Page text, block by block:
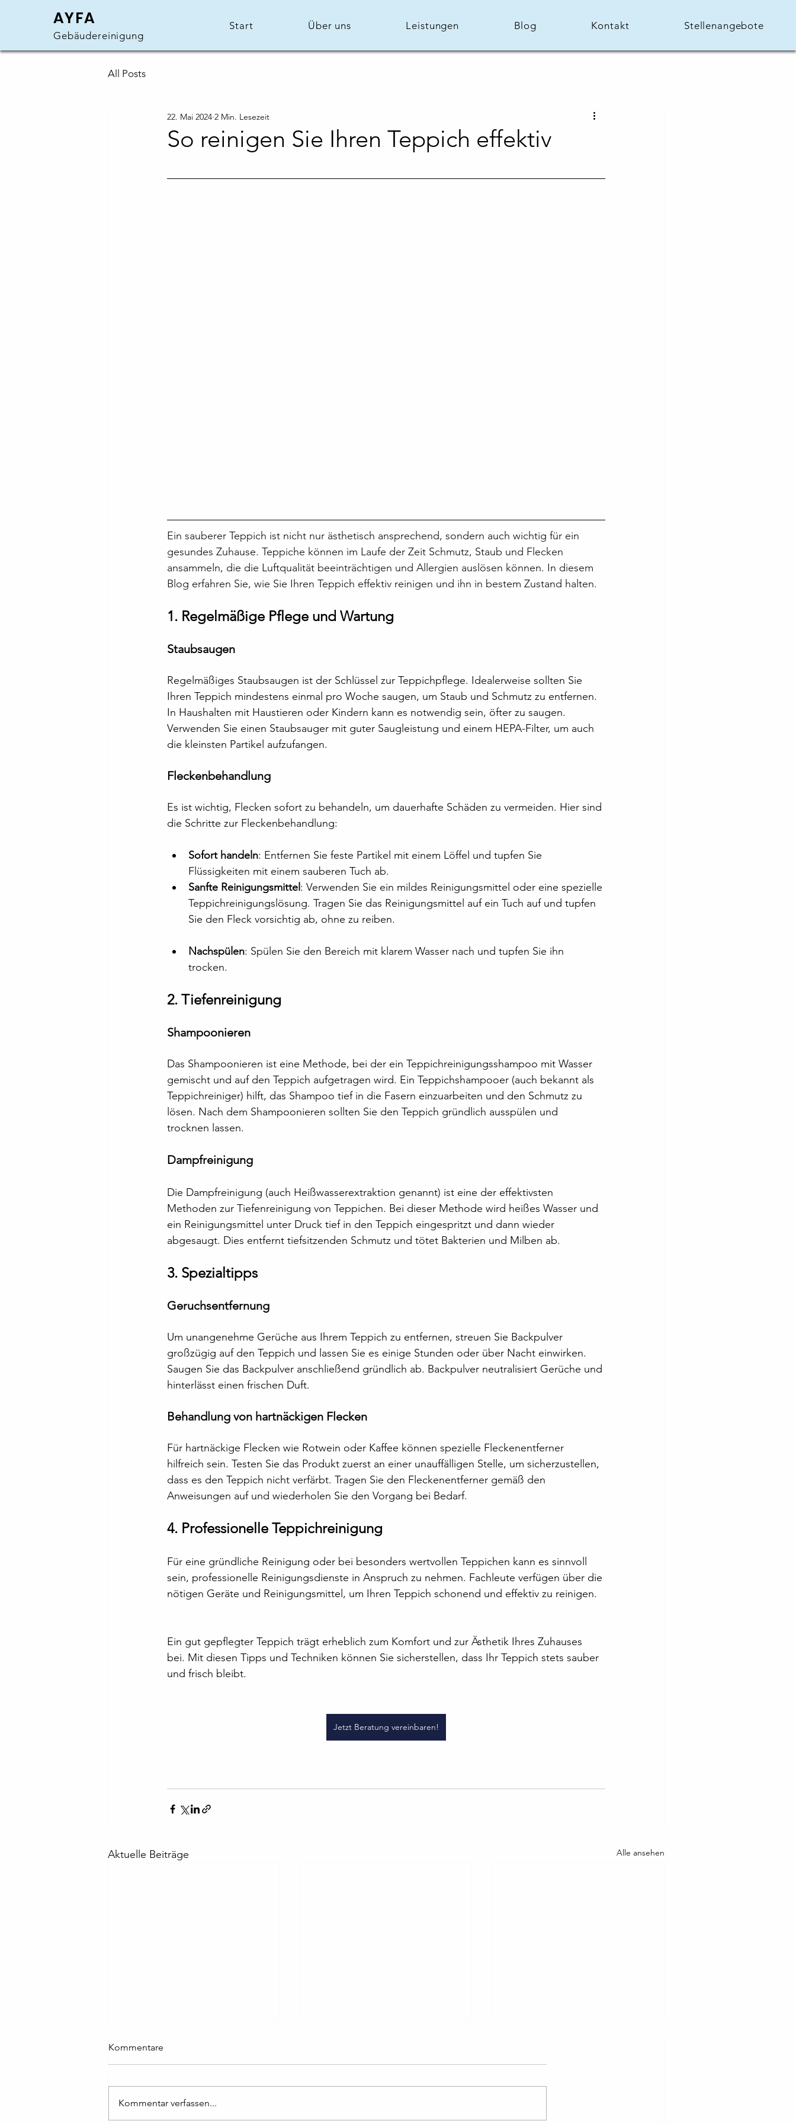
AYFA
Gebäudereinigung
Start Über uns Leistungen Blog Kontakt Stellenangebote
All Posts
So reinigen Sie Ihren Teppich effektiv
22. Mai 2024 2 Min. Lesezeit
Ein sauberer Teppich ist nicht nur ästhetisch ansprechend, sondern auch wichtig für ein
gesundes Zuhause. Teppiche können im Laufe der Zeit Schmutz, Staub und Flecken
ansammeln, die die Luftqualität beeinträchtigen und Allergien auslösen können. In diesem
Blog erfahren Sie, wie Sie Ihren Teppich effektiv reinigen und ihn in bestem Zustand halten.
1. Regelmäßige Pflege und Wartung
Staubsaugen
Regelmäßiges Staubsaugen ist der Schlüssel zur Teppichpflege. Idealerweise sollten Sie
Ihren Teppich mindestens einmal pro Woche saugen, um Staub und Schmutz zu entfernen.
In Haushalten mit Haustieren oder Kindern kann es notwendig sein, öfter zu saugen.
Verwenden Sie einen Staubsauger mit guter Saugleistung und einem HEPA-Filter, um auch
die kleinsten Partikel aufzufangen.
Fleckenbehandlung
Es ist wichtig, Flecken sofort zu behandeln, um dauerhafte Schäden zu vermeiden. Hier sind
die Schritte zur Fleckenbehandlung:
Sofort handeln: Entfernen Sie feste Partikel mit einem Löffel und tupfen Sie
Flüssigkeiten mit einem sauberen Tuch ab.
Sanfte Reinigungsmittel : Verwenden Sie ein mildes Reinigungsmittel oder eine spezielle
Teppichreinigungslösung. Tragen Sie das Reinigungsmittel auf ein Tuch auf und tupfen
Sie den Fleck vorsichtig ab, ohne zu reiben.
Nachspülen: Spülen Sie den Bereich mit klarem Wasser nach und tupfen Sie ihn
trocken.
2. Tiefenreinigung
Shampoonieren
Das Shampoonieren ist eine Methode, bei der ein Teppichreinigungsshampoo mit Wasser
gemischt und auf den Teppich aufgetragen wird. Ein Teppichshampooer (auch bekannt als
Teppichreiniger) hilft, das Shampoo tief in die Fasern einzuarbeiten und den Schmutz zu
lösen. Nach dem Shampoonieren sollten Sie den Teppich gründlich ausspülen und
trocknen lassen.
Dampfreinigung
Die Dampfreinigung (auch Heißwasserextraktion genannt) ist eine der effektivsten
Methoden zur Tiefenreinigung von Teppichen. Bei dieser Methode wird heißes Wasser und
ein Reinigungsmittel unter Druck tief in den Teppich eingespritzt und dann wieder
abgesaugt. Dies entfernt tiefsitzenden Schmutz und tötet Bakterien und Milben ab.
3. Spezialtipps
Geruchsentfernung
Um unangenehme Gerüche aus Ihrem Teppich zu entfernen, streuen Sie Backpulver
großzügig auf den Teppich und lassen Sie es einige Stunden oder über Nacht einwirken.
Saugen Sie das Backpulver anschließend gründlich ab. Backpulver neutralisiert Gerüche und
hinterlässt einen frischen Duft.
Behandlung von hartnäckigen Flecken
Für hartnäckige Flecken wie Rotwein oder Kaffee können spezielle Fleckenentferner
hilfreich sein. Testen Sie das Produkt zuerst an einer unauffälligen Stelle, um sicherzustellen,
dass es den Teppich nicht verfärbt. Tragen Sie den Fleckenentferner gemäß den
Anweisungen auf und wiederholen Sie den Vorgang bei Bedarf.
4. Professionelle Teppichreinigung
Für eine gründliche Reinigung oder bei besonders wertvollen Teppichen kann es sinnvoll
sein, professionelle Reinigungsdienste in Anspruch zu nehmen. Fachleute verfügen über die
nötigen Geräte und Reinigungsmittel, um Ihren Teppich schonend und effektiv zu reinigen.
Ein gut gepflegter Teppich trägt erheblich zum Komfort und zur Ästhetik Ihres Zuhauses
bei. Mit diesen Tipps und Techniken können Sie sicherstellen, dass Ihr Teppich stets sauber
und frisch bleibt.
Jetzt Beratung vereinbaren!
Aktuelle Beiträge Alle ansehen
Kommentare
Kommentar verfassen...